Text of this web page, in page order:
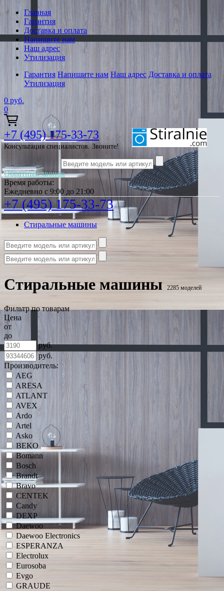
Главная
Гарантия
Доставка и оплата
Напишите нам
Наш адрес
Утилизация
Гарантия Напишите нам Наш адрес Доставка и оплата
Утилизация
0 руб.
0
+7 (495) 175-33-73
Консультация специалистов. Звоните!
Обратный звонок
Время работы:
Ежедневно с 9:00 до 21:00
+7 (495) 175-33-73
Стиральные машины
Стиральные машины 2285 моделей
Фильтр по товарам
Цена
от
до
руб.
руб.
Производитель:
AEG
ARESA
ATLANT
AVEX
Ardo
Artel
Asko
BEKO
Bomann
Bosch
Brandt
Bravo
CENTEK
Candy
DEXP
Daewoo
Daewoo Electronics
ESPERANZA
Electrolux
Eurosoba
Evgo
GRAUDE